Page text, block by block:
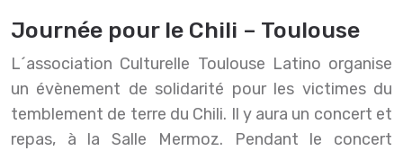
Journée pour le Chili – Toulouse
L´association Culturelle Toulouse Latino organise
un évènement de solidarité pour les victimes du
temblement de terre du Chili. Il y aura un concert et
repas, à la Salle Mermoz. Pendant le concert